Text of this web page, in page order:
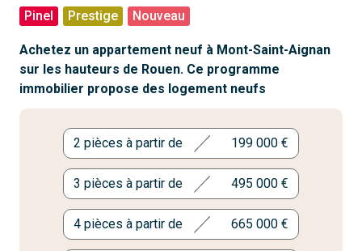
Pinel Prestige Nouveau
Achetez un appartement neuf à Mont-Saint-Aignan
sur les hauteurs de Rouen. Ce programme
immobilier propose des logement neufs
2 pièces à partir de 199 000 €
3 pièces à partir de 495 000 €
4 pièces à partir de 665 000 €